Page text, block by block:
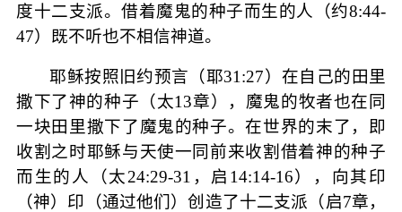
度十二支派。借着魔鬼的种子而生的人（约8:44-
47）既不听也不相信神道。
耶稣按照旧约预言（耶31:27）在自己的田里
撒下了神的种子（太13章），魔鬼的牧者也在同
一块田里撒下了魔鬼的种子。在世界的末了，即
收割之时耶稣与天使一同前来收割借着神的种子
而生的人（太24:29-31 ，启 14:14-16），向其印
（神）印（通过他们）创造了十二支派（启7章，